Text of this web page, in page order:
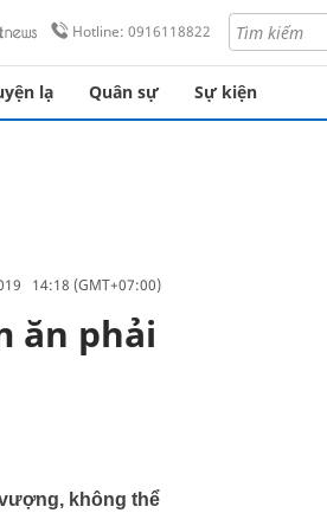
Hotline: 0916118822
lạ Quân sự Sự kiện
14:18 (GMT+07:00)
ăn phải
không thể